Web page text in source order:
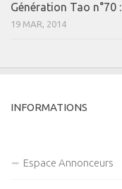
Génération Tao n°70
19 MAR, 2014
INFORMATIONS
Espace Annonceurs